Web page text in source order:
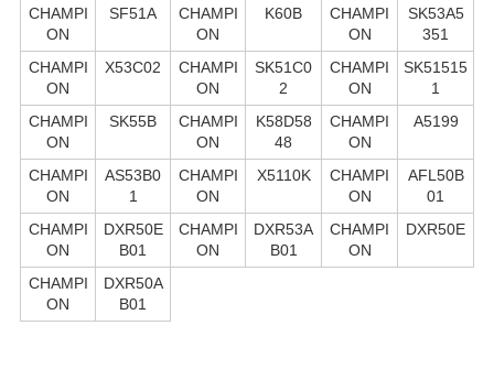
CHAMPI
ON
SF51A
CHAMPI
ON
K60B
CHAMPI
ON
SK53A5
351
CHAMPI
ON
X53C02
CHAMPI
ON
SK51C0
2
CHAMPI
ON
SK51515
1
CHAMPI
ON
SK55B
CHAMPI
ON
K58D58
48
CHAMPI
ON
A5199
CHAMPI
ON
AS53B0
1
CHAMPI
ON
X5110K
CHAMPI
ON
AFL50B
01
CHAMPI
ON
DXR50E
B01
CHAMPI
ON
DXR53A
B01
CHAMPI
ON
DXR50E
CHAMPI
ON
DXR50A
B01